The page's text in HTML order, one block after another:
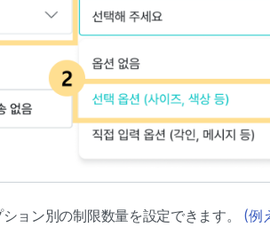
ョン別の制限数量を設定できます。 (例